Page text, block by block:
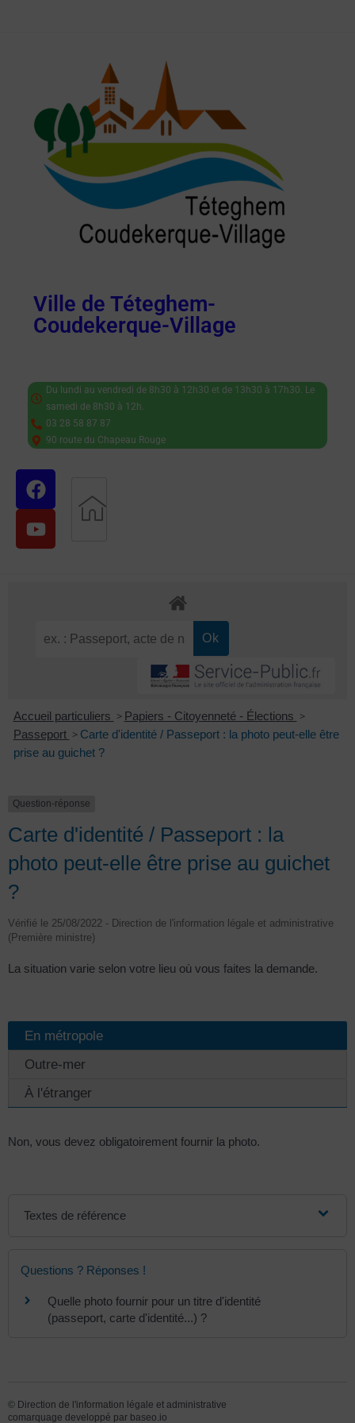
Ville de Téteghem-
Coudekerque-Village
Du lundi au vendredi de 8h30 à 12h30 et de 13h30 à 17h30. Le
samedi de 8h30 à 12h.
03 28 58 87 87
90 route du Chapeau Rouge
Accueil particuliers > Papiers - Citoyenneté - Élections >
Passeport > Carte d'identité / Passeport : la photo peut-elle être
prise au guichet ?
Question-réponse
Carte d'identité / Passeport : la
photo peut-elle être prise au guichet
?
Vérifié le 25/08/2022 - Direction de l'information légale et administrative
(Première ministre)
La situation varie selon votre lieu où vous faites la demande.
En métropole
Outre-mer
À l'étranger
Non, vous devez obligatoirement fournir la photo.
Textes de référence
Questions ? Réponses !
Quelle photo fournir pour un titre d'identité
(passeport, carte d'identité...) ?
© Direction de l'information légale et administrative
comarquage developpé par baseo.io